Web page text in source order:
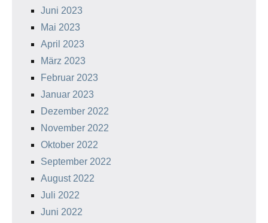
Juni 2023
Mai 2023
April 2023
März 2023
Februar 2023
Januar 2023
Dezember 2022
November 2022
Oktober 2022
September 2022
August 2022
Juli 2022
Juni 2022